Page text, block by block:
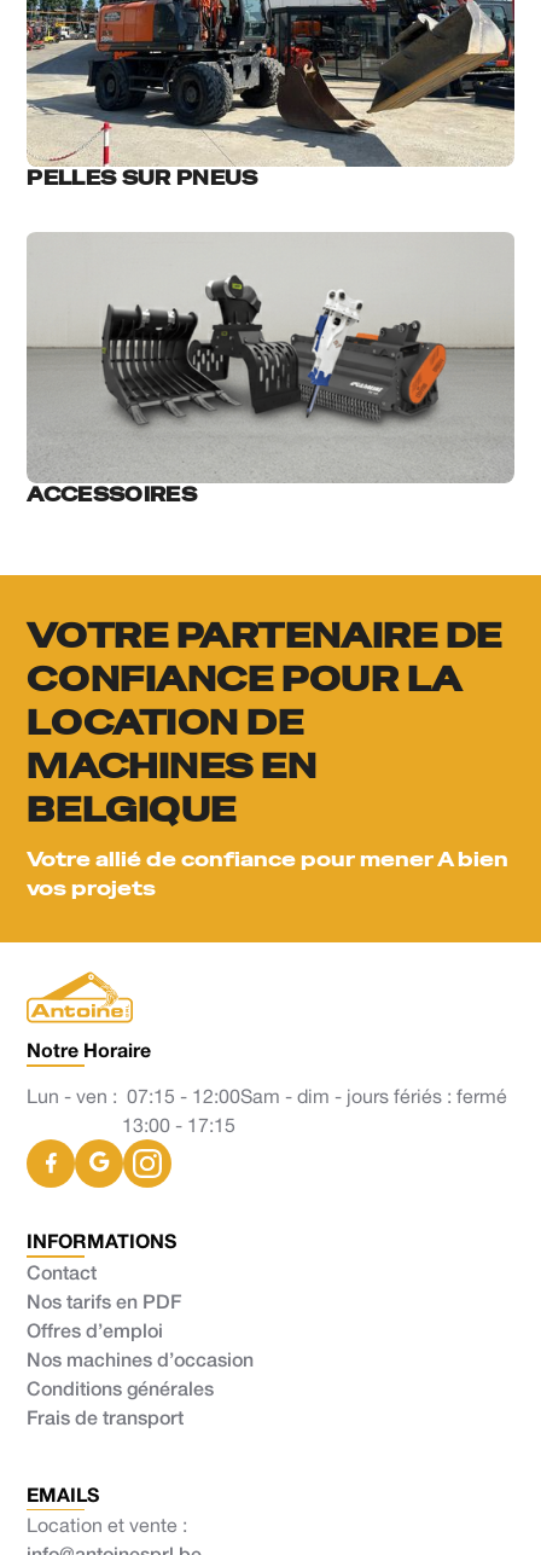
PELLES SUR PNEUS
ACCESSOIRES
VOTRE PARTENAIRE DE
CONFIANCE POUR LA
LOCATION DE
MACHINES EN
BELGIQUE
Votre allié de confiance pour mener A bien
vos projets
Notre Horaire
Lun - ven : 07:15 - 12:00
13:00 - 17:15
Sam - dim - jours fériés : fermé
INFORMATIONS
Contact
Nos tarifs en PDF
Offres d’emploi
Nos machines d’occasion
Conditions générales
Frais de transport
EMAILS
Location et vente :